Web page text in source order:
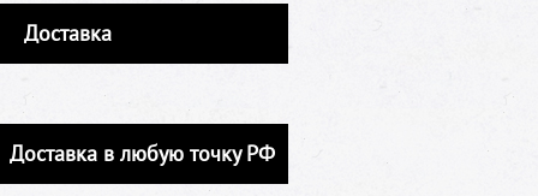
Доставка
Доставка в любую точку РФ